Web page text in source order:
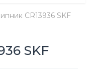
CR13936 SKF
SKF